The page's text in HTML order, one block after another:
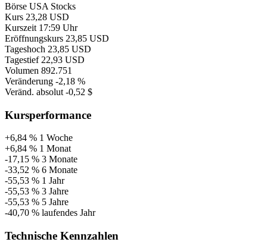
Börse USA Stocks
Kurs 23,28 USD
Kurszeit 17:59 Uhr
Eröffnungskurs 23,85 USD
Tageshoch 23,85 USD
Tagestief 22,93 USD
Volumen 892.751
Veränderung -2,18 %
Veränd. absolut -0,52 $
Kursperformance
+6,84 % 1 Woche
+6,84 % 1 Monat
-17,15 % 3 Monate
-33,52 % 6 Monate
-55,53 % 1 Jahr
-55,53 % 3 Jahre
-55,53 % 5 Jahre
-40,70 % laufendes Jahr
Technische Kennzahlen